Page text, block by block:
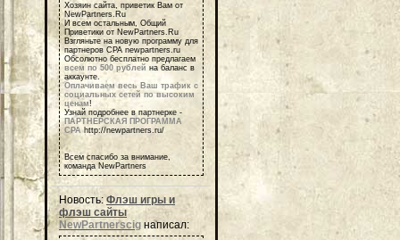
Хозяин сайта, приветик Вам от
NewPartners.Ru
И всем остальным, Общий
Приветики от NewPartners.Ru
Взгляньте на новую программу для
партнеров СРА newpartners.ru
Обсолютно бесплатно предлагаем
всем по 500 рублей на баланс в
аккаунте.
Оплачиваем весь Ваш трафик с
социальных сетей по высоким
ценам!
Узнай подробнее в партнерке -
ПАРТНЕРСКАЯ ПРОГРАММА
СРА http://newpartners.ru/
Всем спасибо за внимание,
команда NewPartners
Новость:Флэш игры и
флэш сайты
NewPartnerscig написал: